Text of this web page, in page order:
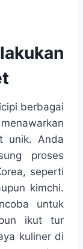
berbagai
unik. Anda
proses
seperti
kimchi.
untuk
ikut tur
kuliner di